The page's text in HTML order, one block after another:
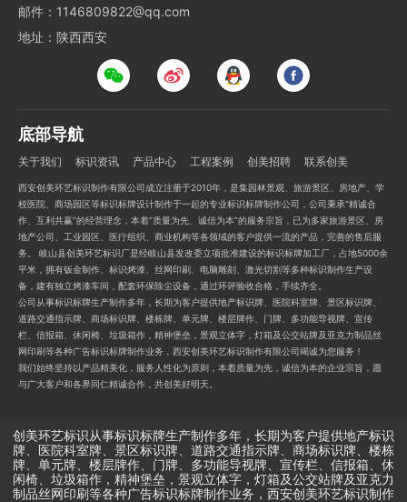
邮件：1146809822@qq.com
地址：陕西西安
底部导航
关于我们 标识资讯 产品中心 工程案例 创美招聘 联系创美
西安创美环艺标识制作有限公司成立注册于2010年，是集园林景观、旅游景区、房地产、学
校医院、商场园区等标识标牌设计制作于一起的专业标识标牌制作公司，公司秉承“精诚合
作、互利共赢”的经营理念，本着“质量为先、诚信为本”的服务宗旨，已为多家旅游景区、房
地产公司、工业园区、医疗组织、商业机构等各领域的客户提供一流的产品，完善的售后服
务。 岐山县创美环艺标识厂是经岐山县发改委立项批准建设的标识标牌加工厂，占地5000余
平米，拥有钣金制作、标识烤漆、丝网印刷、电脑雕刻、激光切割等多种标识制作生产设
备，建有独立烤漆车间，配套环保除尘设备，通过环评验收合格，手续齐全。
公司从事标识标牌生产制作多年，长期为客户提供地产标识牌、医院科室牌、景区标识牌、
道路交通指示牌、商场标识牌、楼栋牌、单元牌、楼层牌作、门牌、多功能导视牌、宣传
栏、信报箱、休闲椅、垃圾箱作，精神堡垒，景观立体字，灯箱及公交站牌及亚克力制品丝
网印刷等各种广告标识标牌制作业务，西安创美环艺标识制作有限公司竭诚为您服务！
我们始终坚持以产品精美化，服务人性化为原则，本着质量为先，诚信为本的企业宗旨，愿
与广大客户和各界同仁精诚合作，共创美好明天。
创美环艺标识从事标识标牌生产制作多年，长期为客户提供地产标识
牌、医院科室牌、景区标识牌、道路交通指示牌、商场标识牌、楼栋
牌、单元牌、楼层牌作、门牌、多功能导视牌、宣传栏、信报箱、休
闲椅、垃圾箱作，精神堡垒，景观立体字，灯箱及公交站牌及亚克力
制品丝网印刷等各种广告标识标牌制作业务，西安创美环艺标识制作